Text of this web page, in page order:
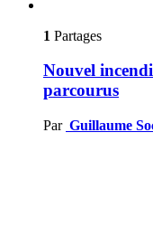
1 Partages
Nouvel
parcourus
Par Guillaume